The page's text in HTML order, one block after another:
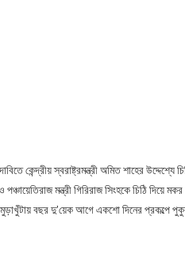
কেন্দ্রীয় স্বরাষ্ট্রমন্ত্রী অমিত শাহের
পঞ্চায়েতিরাজ মন্ত্রী গিরিরাজ সিংহকে চিঠি
মুড়াখুঁটায় বছর দু’য়েক আগে একশো দিনের